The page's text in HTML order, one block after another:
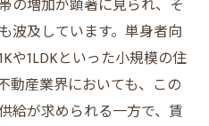
の増加が顕著に見られ、そ
波及しています。単身者向
や1LDKといった小規模の住
動産業界においても、この
給が求められる一方で、賃